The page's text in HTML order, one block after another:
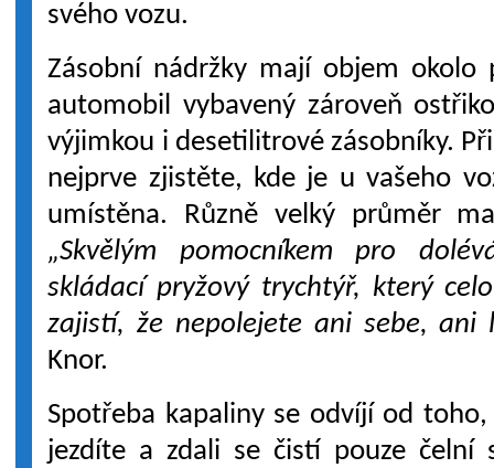
svého vozu.
Zásobní nádržky mají objem
automobil vybavený zároveň
výjimkou i desetilitrové zásobníky.
nejprve zjistěte, kde je u vašeho
umístěna. Různě velký průměr
„Skvělým pomocníkem pro
skládací pryžový trychtýř, který
zajistí, že nepolejete ani sebe, ani
Knor.
Spotřeba kapaliny se odvíjí od
jezdíte a zdali se čistí pouze čelní